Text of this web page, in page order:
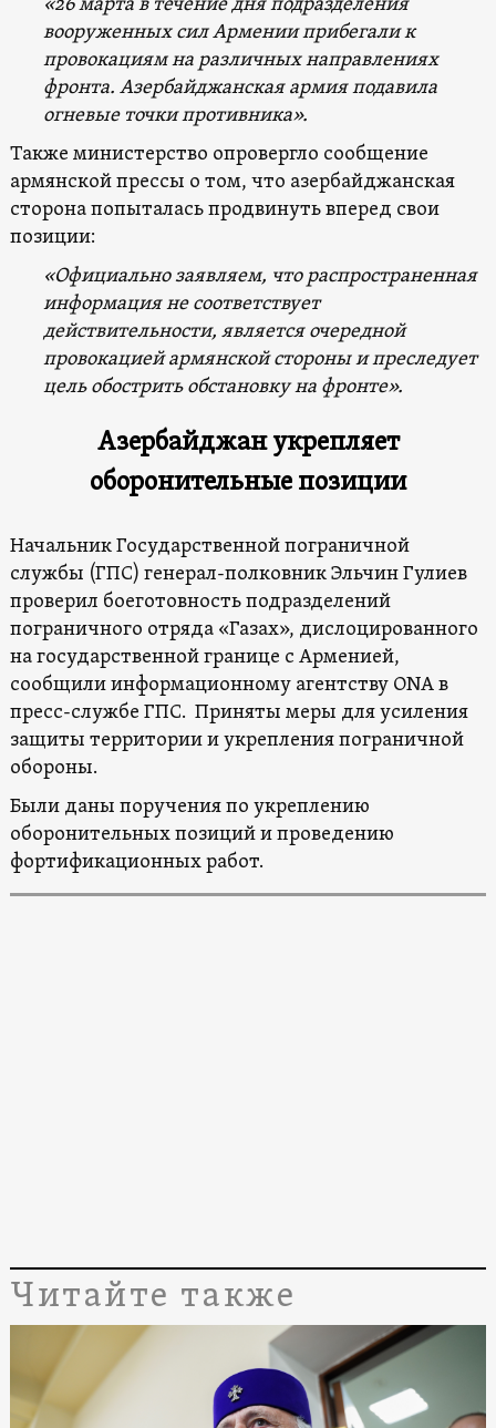
вооруженных сил Армении прибегали к
провокациям на различных направлениях
фронта. Азербайджанская армия подавила
огневые точки противника».
Также министерство опровергло сообщение
армянской прессы о том, что азербайджанская
сторона попыталась продвинуть вперед свои
позиции:
«Официально заявляем, что распространенная
информация не соответствует
действительности, является очередной
провокацией армянской стороны и преследует
цель обострить обстановку на фронте».
Азербайджан укрепляет
оборонительные позиции
Начальник Государственной пограничной
службы (ГПС) генерал-полковник Эльчин Гулиев
проверил боеготовность подразделений
пограничного отряда «Газах», дислоцированного
на государственной границе с Арменией,
сообщили информационному агентству ONA в
пресс-службе ГПС. Приняты меры для усиления
защиты территории и укрепления пограничной
обороны.
Были даны поручения по укреплению
оборонительных позиций и проведению
фортификационных работ.
Читайте также